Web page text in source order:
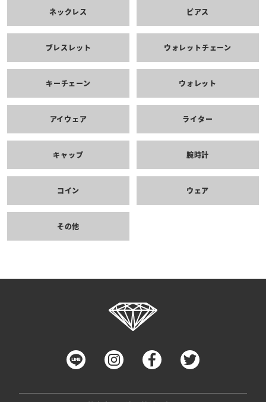
ネックレス ピアス
ブレスレット ウォレットチェーン
キーチェーン ウォレット
アイウェア ライター
キャップ 腕時計
コイン ウェア
その他